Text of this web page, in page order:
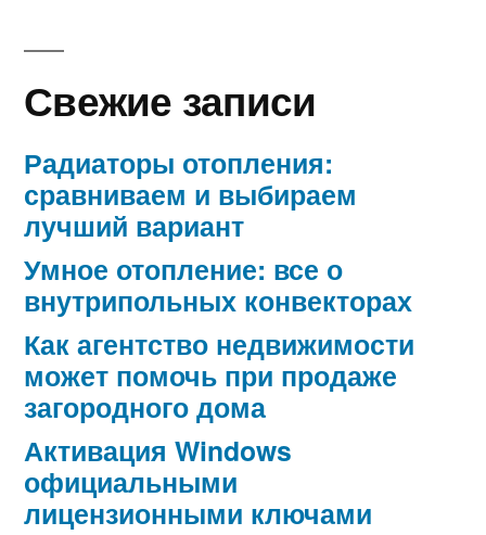
Свежие записи
Радиаторы отопления:
сравниваем и выбираем
лучший вариант
Умное отопление: все о
внутрипольных конвекторах
Как агентство недвижимости
может помочь при продаже
загородного дома
Активация Windows
официальными
лицензионными ключами